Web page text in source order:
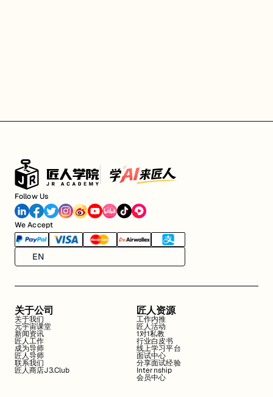
Follow Us
We Accept
EN
关于公司
关于我们
元宇宙课堂
新闻资讯
匠人工作
成为导师
匠人导师
联系我们
匠人商店J3.Club
匠人资源
工作内推
匠人活动
1对1私教
行业白皮书
线上学习平台
面试中心
分享面试经验
Internship
会员中心